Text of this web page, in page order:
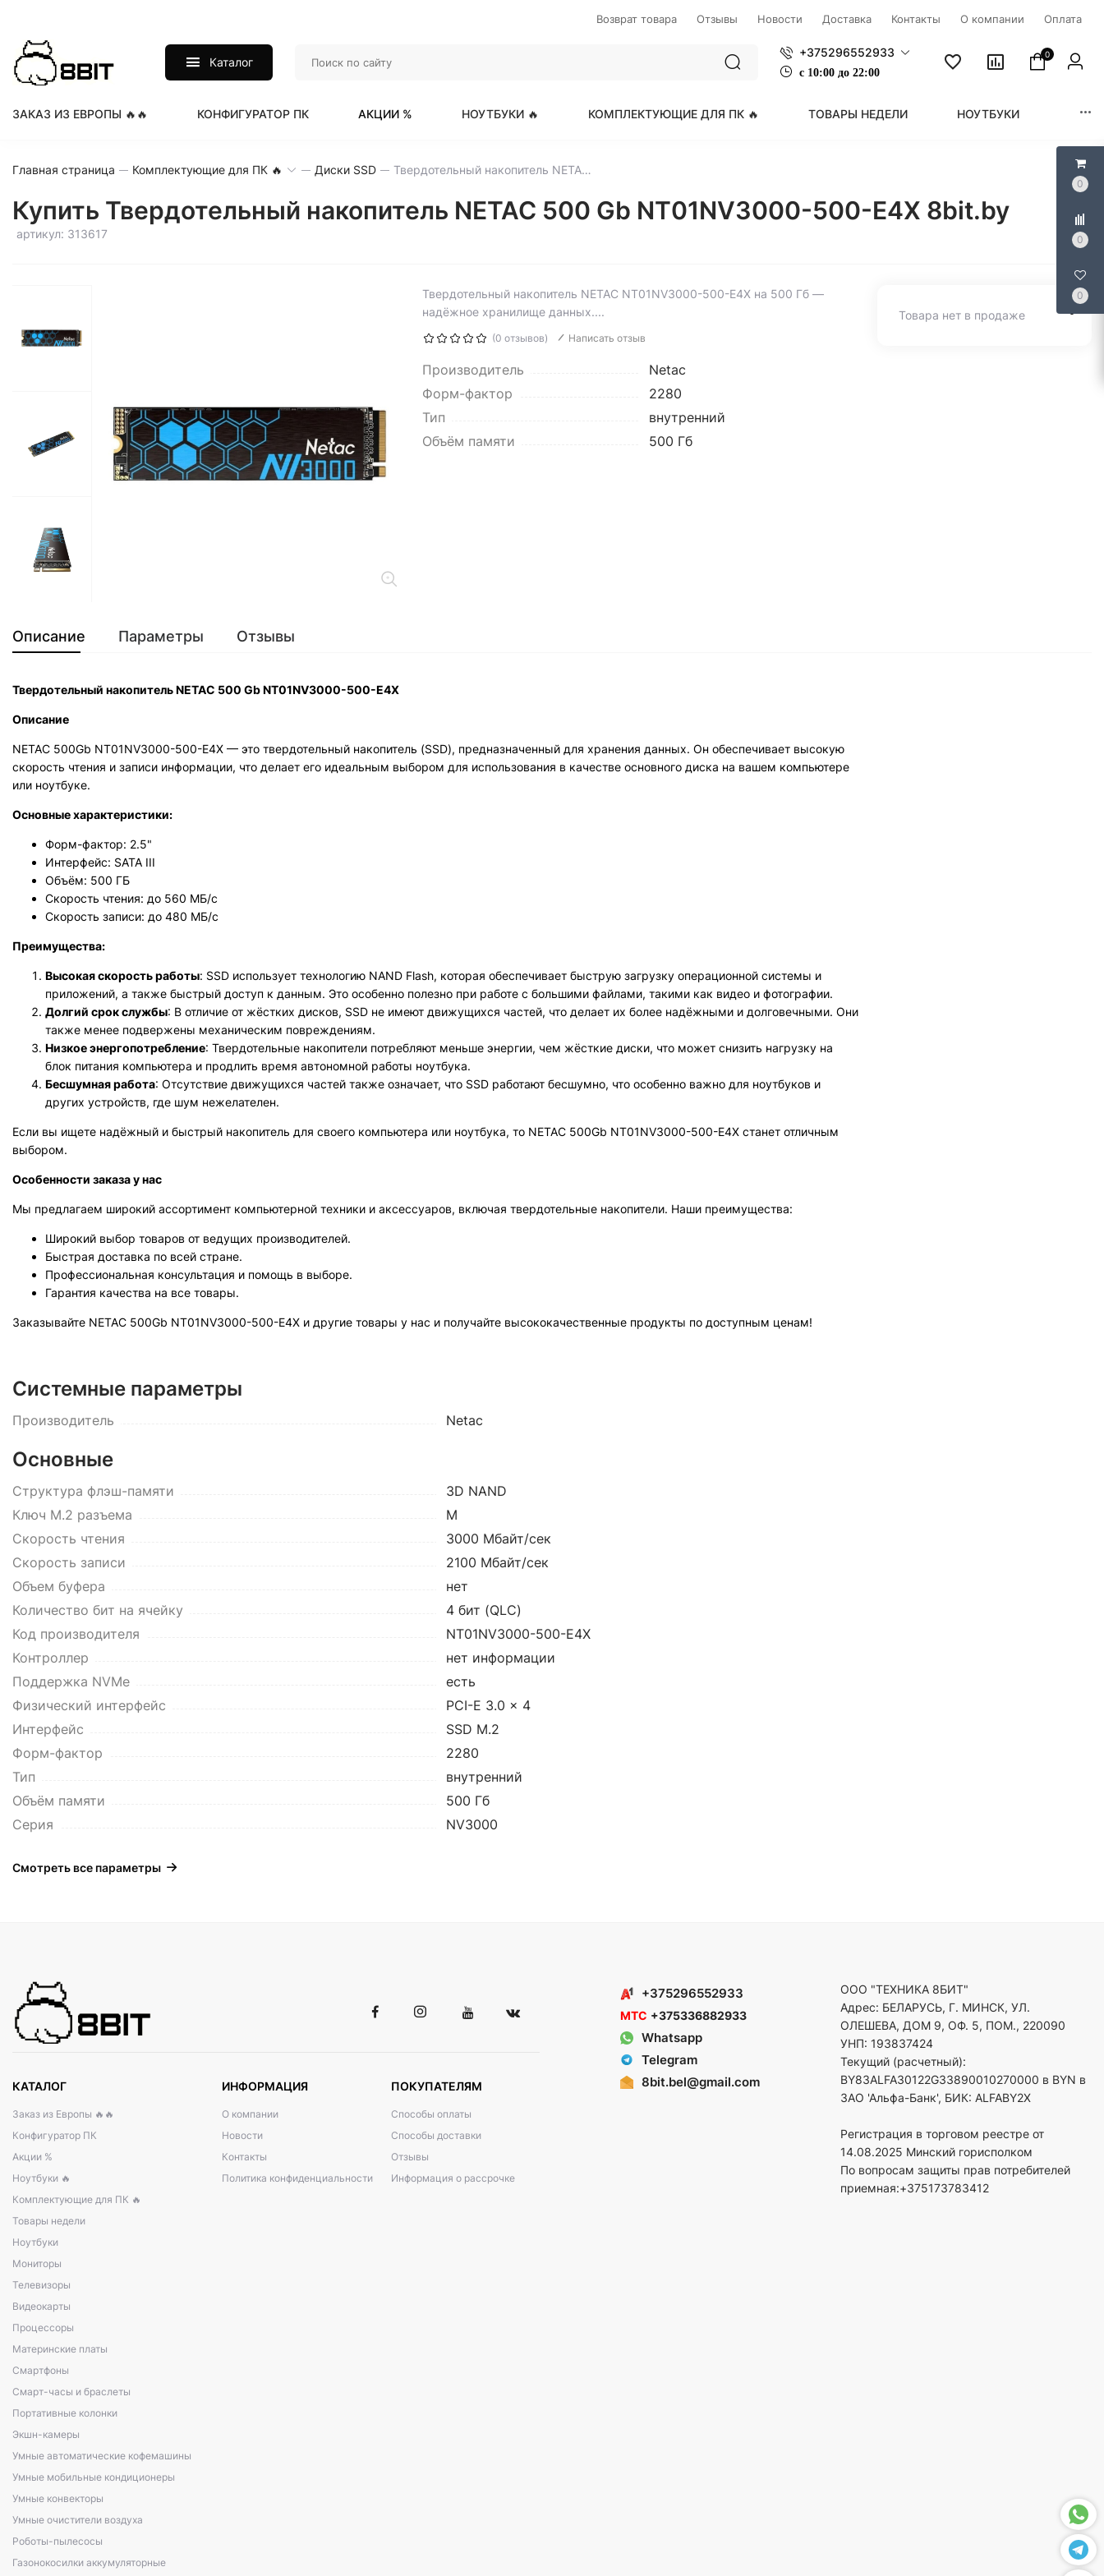
0
0
0
Возврат товара Отзывы Новости Доставка Контакты О компании Оплата
Каталог
+375296552933
с 1 0:00 до 22:00
0
ЗАКАЗ ИЗ ЕВРОПЫ 🔥🔥 КОНФИГУРАТОР ПК АКЦИИ % НОУТБУКИ 🔥 КОМПЛЕКТУЮЩИЕ ДЛЯ ПК 🔥 ТОВАРЫ НЕДЕЛИ НОУТБУКИ
Главная страница Комплектующие для ПК 🔥 Диски SSD Твердотельный накопитель NETAC 500 Gb NT01NV3000-500-E4X
Купить Твердотельный накопитель NETAC 500 Gb NT01NV3000-500-E4X 8bit.by
артикул: 313617
Твердотельный накопитель NETAC NT01NV3000-500-E4X на 500 Гб —
надёжное хранилище данных....
(0 отзывов) Написать отзыв
Производитель
Netac
Форм-фактор
2280
Тип
внутренний
Объём памяти
500 Гб
Товара нет в продаже
Описание Параметры Отзывы
Твердотельный накопитель NETAC 500 Gb NT01NV3000-500-E4X
Описание
NETAC 500Gb NT01NV3000-500-E4X — это твердотельный накопитель (SSD), предназначенный для хранения данных. Он обеспечивает высокую
скорость чтения и записи информации, что делает его идеальным выбором для использования в качестве основного диска на вашем компьютере
или ноутбуке.
Основные характеристики:
Форм-фактор: 2.5"
Интерфейс: SATA III
Объём: 500 ГБ
Скорость чтения: до 560 МБ/с
Скорость записи: до 480 МБ/с
Преимущества:
Высокая скорость работы: SSD использует технологию NAND Flash, которая обеспечивает быструю загрузку операционной системы и
приложений, а также быстрый доступ к данным. Это особенно полезно при работе с большими файлами, такими как видео и фотографии.
Долгий срок службы: В отличие от жёстких дисков, SSD не имеют движущихся частей, что делает их более надёжными и долговечными. Они
также менее подвержены механическим повреждениям.
Низкое энергопотребление: Твердотельные накопители потребляют меньше энергии, чем жёсткие диски, что может снизить нагрузку на
блок питания компьютера и продлить время автономной работы ноутбука.
Бесшумная работа: Отсутствие движущихся частей также означает, что SSD работают бесшумно, что особенно важно для ноутбуков и
других устройств, где шум нежелателен.
Если вы ищете надёжный и быстрый накопитель для своего компьютера или ноутбука, то NETAC 500Gb NT01NV3000-500-E4X станет отличным
выбором.
Особенности заказа у нас
Мы предлагаем широкий ассортимент компьютерной техники и аксессуаров, включая твердотельные накопители. Наши преимущества:
Широкий выбор товаров от ведущих производителей.
Быстрая доставка по всей стране.
Профессиональная консультация и помощь в выборе.
Гарантия качества на все товары.
Заказывайте NETAC 500Gb NT01NV3000-500-E4X и другие товары у нас и получайте высококачественные продукты по доступным ценам!
Системные параметры
Производитель Netac
Основные
Структура флэш-памяти
3D NAND
Ключ M.2 разъема
M
Cкорость чтения
3000 Мбайт/сек
Cкорость записи
2100 Мбайт/сек
Объем буфера
нет
Количество бит на ячейку
4 бит (QLC)
Код производителя
NT01NV3000-500-E4X
Контроллер
нет информации
Поддержка NVMe
есть
Физический интерфейс
PCI-E 3.0 x 4
Интерфейс
SSD M.2
Форм-фактор
2280
Тип
внутренний
Объём памяти
500 Гб
Серия
NV3000
Смотреть все параметры
КАТАЛОГ
Заказ из Европы 🔥🔥
Конфигуратор ПК
Акции %
Ноутбуки 🔥
Комплектующие для ПК 🔥
Товары недели
Ноутбуки
Мониторы
Телевизоры
Видеокарты
Процессоры
Материнские платы
Смартфоны
Смарт-часы и браслеты
Портативные колонки
Экшн-камеры
Умные автоматические кофемашины
Умные мобильные кондиционеры
Умные конвекторы
Умные очистители воздуха
Роботы-пылесосы
Газонокосилки аккумуляторные
ИНФОРМАЦИЯ
О компании
Новости
Контакты
Политика конфиденциальности
ПОКУПАТЕЛЯМ
Способы оплаты
Способы доставки
Отзывы
Информация о рассрочке
+375296552933
МТС +375336882933
Whatsapp
Telegram
8bit.bel@gmail.com
ООО "ТЕХНИКА 8БИТ"
Адрес: БЕЛАРУСЬ, Г. МИНСК, УЛ.
ОЛЕШЕВА, ДОМ 9, ОФ. 5, ПОМ., 220090
УНП: 193837424
Текущий (расчетный):
BY83ALFA30122G33890010270000 в BYN в
ЗАО 'Альфа-Банк', БИК: ALFABY2X
Регистрация в торговом реестре от
14.08.2025 Минский горисполком
По вопросам защиты прав потребителей
приемная:+375173783412